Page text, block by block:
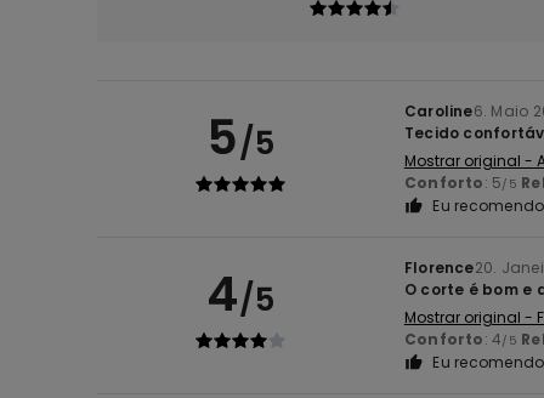
5/5
Caroline6. Maio
Tecido
Mostrar original -
Conforto: 5/5
Eu
4/5
Florence20.
O corte é bom e
Mostrar original -
Conforto: 4/5
Eu